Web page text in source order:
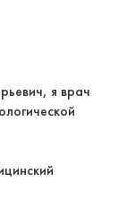
я врач